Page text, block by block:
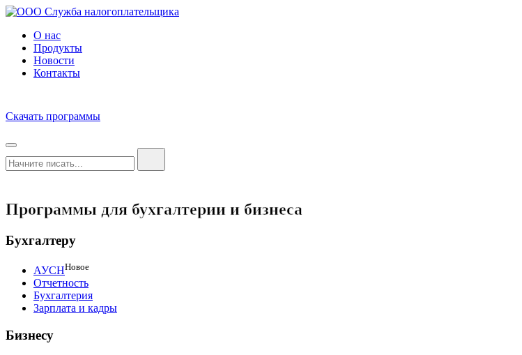
О нас
Продукты
Новости
Контакты
Скачать программы
Программы для бухгалтерии и бизнеса
Бухгалтеру
АУСННовое
Отчетность
Бухгалтерия
Зарплата и кадры
Бизнесу